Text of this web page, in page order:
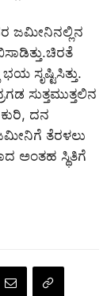
ಜಮೀನಿನಲ್ಲಿನ
ಸೃಷ್ಟಿಸಿತ್ತು.
ಸುತ್ತಮುತ್ತಲಿನ
ದನ
ತೆರಳಲು
ಅಂತಹ ಸ್ಥಿತಿಗೆ